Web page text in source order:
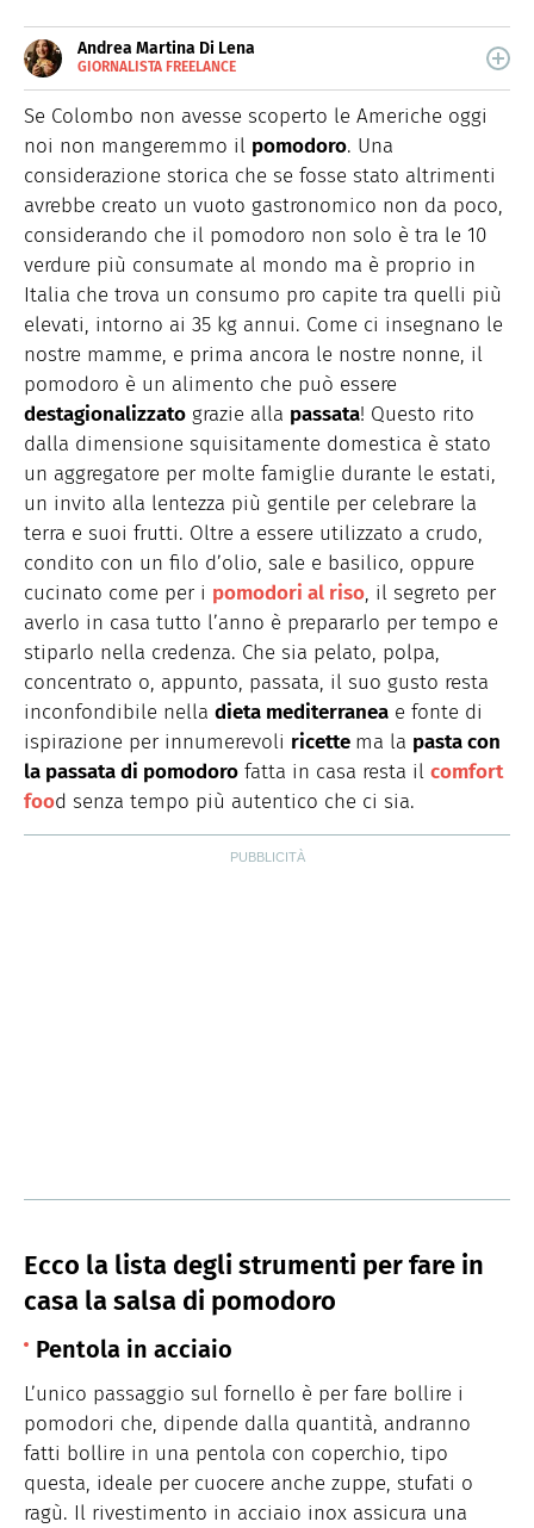
Andrea Martina Di Lena
GIORNALISTA FREELANCE
INSTAGRAM
Giornalista specializata in enogastronomia, è affamata
di storie, luoghi e persone da raccontare attraverso il
cibo, stella polare di tutti i suoi viaggi.
Se Colombo non avesse scoperto le Americhe oggi
noi non mangeremmo il pomodoro. Una
considerazione storica che se fosse stato altrimenti
avrebbe creato un vuoto gastronomico non da poco,
considerando che il pomodoro non solo è tra le 10
verdure più consumate al mondo ma è proprio in
Italia che trova un consumo pro capite tra quelli più
elevati, intorno ai 35 kg annui. Come ci insegnano le
nostre mamme, e prima ancora le nostre nonne, il
pomodoro è un alimento che può essere
destagionalizzato grazie alla passata! Questo rito
dalla dimensione squisitamente domestica è stato
un aggregatore per molte famiglie durante le estati,
un invito alla lentezza più gentile per celebrare la
terra e suoi frutti. Oltre a essere utilizzato a crudo,
condito con un filo d’olio, sale e basilico, oppure
cucinato come per i pomodori al riso, il segreto per
averlo in casa tutto l’anno è prepararlo per tempo e
stiparlo nella credenza. Che sia pelato, polpa,
concentrato o, appunto, passata, il suo gusto resta
inconfondibile nella dieta mediterranea e fonte di
ispirazione per innumerevoli ricette ma la pasta con
la passata di pomodoro fatta in casa resta il comfort
food senza tempo più autentico che ci sia.
Ecco la lista degli strumenti per fare in
casa la salsa di pomodoro
Pentola in acciaio
L’unico passaggio sul fornello è per fare bollire i
pomodori che, dipende dalla quantità, andranno
fatti bollire in una pentola con coperchio, tipo
questa, ideale per cuocere anche zuppe, stufati o
ragù. Il rivestimento in acciaio inox assicura una